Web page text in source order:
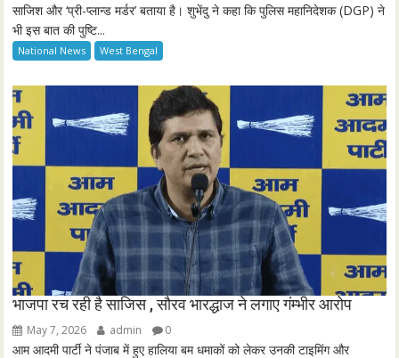
s
e
n
साजिश और ‘प्री-प्लान्ड मर्डर’ बताया है। शुभेंदु ने कहा कि पुलिस महानिदेशक (DGP) ने
भी इस बात की पुष्टि...
National News West Bengal
भाजपा रच रही है साजिस , सौरव भारद्धाज ने लगाए गंम्भीर आरोप
May 7, 2026 admin 0
आम आदमी पार्टी ने पंजाब में हुए हालिया बम धमाकों को लेकर उनकी टाइमिंग और